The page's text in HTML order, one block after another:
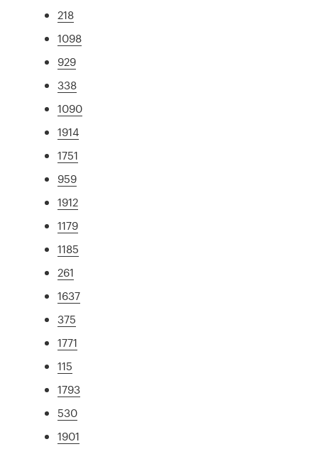
218
1098
929
338
1090
1914
1751
959
1912
1179
1185
261
1637
375
1771
115
1793
530
1901